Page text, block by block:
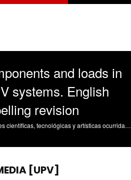
and loads in
systems. English
revision
Divulgación de las actividades científicas, tecnológicas y artísticas ocurridas en los tres campus de la UPV